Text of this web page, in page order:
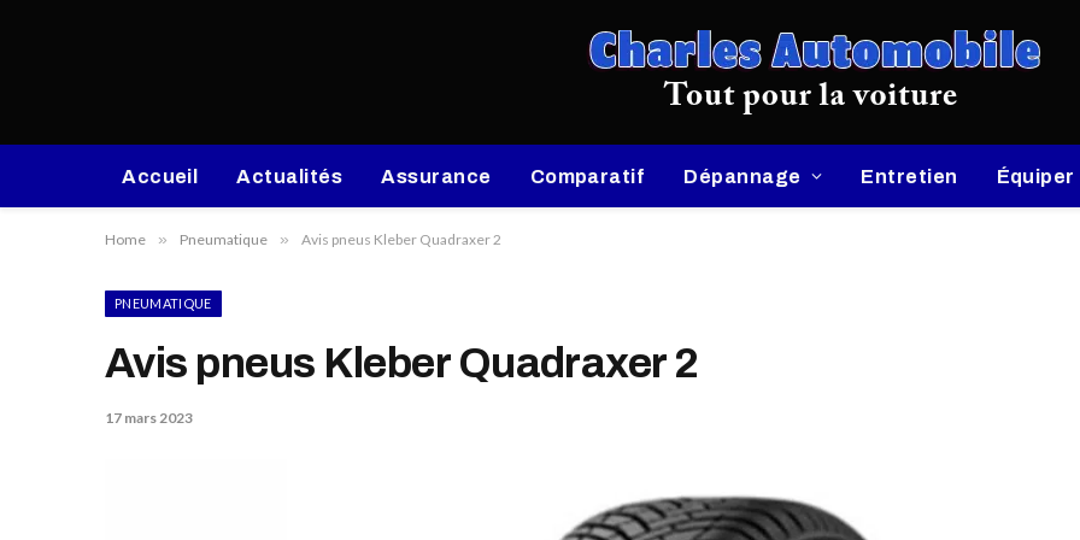
Accueil Actualités Assurance Comparatif Dépannage Entretien Équiper
Home » Pneumatique » Avis pneus Kleber Quadraxer 2
PNEUMATIQUE
Avis pneus Kleber Quadraxer 2
17 mars 2023